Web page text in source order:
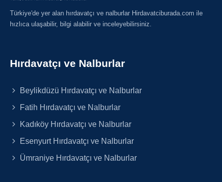
Türkiye'de yer alan hırdavatçı ve nalburlar Hirdavatciburada.com ile
hızlıca ulaşabilir, bilgi alabilir ve inceleyebilirsiniz.
Hırdavatçı ve Nalburlar
Beylikdüzü Hırdavatçı ve Nalburlar
Fatih Hırdavatçı ve Nalburlar
Kadıköy Hırdavatçı ve Nalburlar
Esenyurt Hırdavatçı ve Nalburlar
Ümraniye Hırdavatçı ve Nalburlar